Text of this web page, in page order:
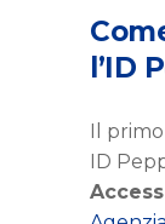
l’ID
Il
ID